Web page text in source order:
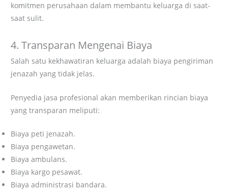
komitmen perusahaan dalam membantu keluarga di saat-
saat sulit.
4. Transparan Mengenai Biaya
Salah satu kekhawatiran keluarga adalah biaya pengiriman
jenazah yang tidak jelas.
Penyedia jasa profesional akan memberikan rincian biaya
yang transparan meliputi:
Biaya peti jenazah.
Biaya pengawetan.
Biaya ambulans.
Biaya kargo pesawat.
Biaya administrasi bandara.